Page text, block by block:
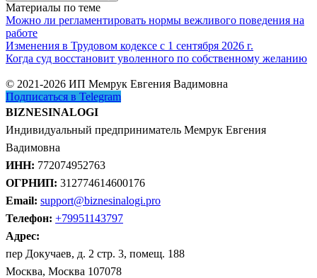
Материалы по теме
Можно ли регламентировать нормы вежливого поведения на
работе
Изменения в Трудовом кодексе с 1 сентября 2026 г.
Когда суд восстановит уволенного по собственному желанию
© 2021-2026 ИП Мемрук Евгения Вадимовна
Подписаться в Telegram
BIZNESINALOGI
Индивидуальный предприниматель Мемрук Евгения
Вадимовна
ИНН: 772074952763
ОГРНИП: 312774614600176
Email: support@biznesinalogi.pro
Телефон: +79951143797
Адрес:
пер Докучаев, д. 2 стр. 3, помещ. 188
Москва, Москва 107078